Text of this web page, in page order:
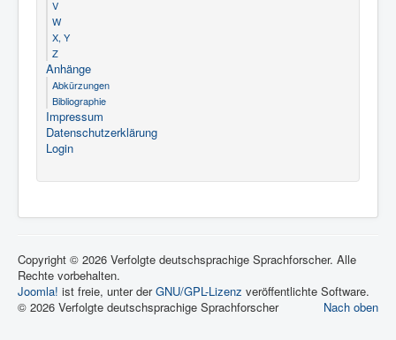
V
W
X, Y
Z
Anhänge
Abkürzungen
Bibliographie
Impressum
Datenschutzerklärung
Login
Copyright © 2026 Verfolgte deutschsprachige Sprachforscher. Alle
Rechte vorbehalten.
Joomla! ist freie, unter derGNU/GPL-Lizenz veröffentlichte Software.
Nach oben
© 2026 Verfolgte deutschsprachige Sprachforscher